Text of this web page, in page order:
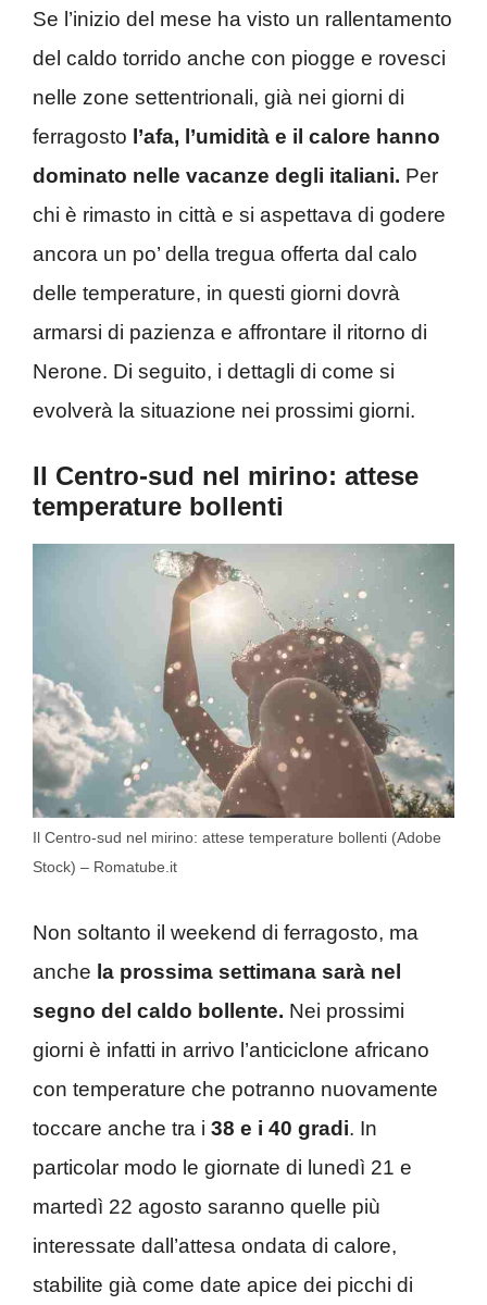
Se l’inizio del mese ha visto un rallentamento
del caldo torrido anche con piogge e rovesci
nelle zone settentrionali, già nei giorni di
ferragosto l’afa, l’umidità e il calore hanno
dominato nelle vacanze degli italiani. Per
chi è rimasto in città e si aspettava di godere
ancora un po’ della tregua offerta dal calo
delle temperature, in questi giorni dovrà
armarsi di pazienza e affrontare il ritorno di
Nerone. Di seguito, i dettagli di come si
evolverà la situazione nei prossimi giorni.
Il Centro-sud nel mirino: attese
temperature bollenti
Il Centro-sud nel mirino: attese temperature bollenti (Adobe
Stock) – Romatube.it
Non soltanto il weekend di ferragosto, ma
anche la prossima settimana sarà nel
segno del caldo bollente. Nei prossimi
giorni è infatti in arrivo l’anticiclone africano
con temperature che potranno nuovamente
toccare anche tra i 38 e i 40 gradi. In
particolar modo le giornate di lunedì 21 e
martedì 22 agosto saranno quelle più
interessate dall’attesa ondata di calore,
stabilite già come date apice dei picchi di